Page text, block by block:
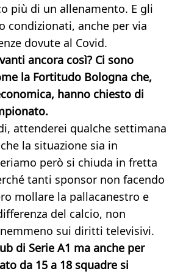
più di un allenamento. E gli
condizionati, anche per via
dovute al Covid.
ancora così? Ci sono
la Fortitudo Bologna che,
hanno chiesto di
attenderei qualche settimana
la situazione sia in
però si chiuda in fretta
tanti sponsor non facendo
mollare la pallacanestro e
del calcio, non
sui diritti televisivi.
di Serie A1 ma anche per
da 15 a 18 squadre si